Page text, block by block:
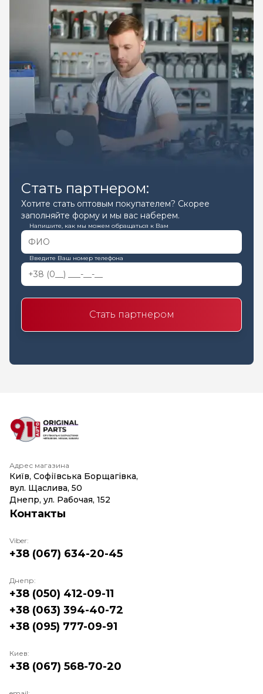
Стать партнером:
Хотите стать оптовым покупателем? Скорее
заполняйте форму и мы вас наберем.
Напишите, как мы можем обращаться к Вам
Введите Ваш номер телефона
Стать партнером
Адрес магазина
Київ, Софіївська Борщагівка,
вул. Щаслива, 50
Днепр, ул. Рабочая, 152
Контакты
Viber:
+38 (067) 634-20-45
Днепр:
+38 (050) 412-09-11
+38 (063) 394-40-72
+38 (095) 777-09-91
Киев:
+38 (067) 568-70-20